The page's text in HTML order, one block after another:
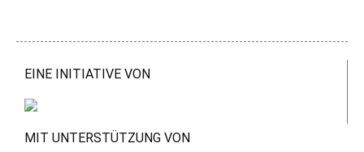
EINE INITIATIVE VON
MIT UNTERSTÜTZUNG VON